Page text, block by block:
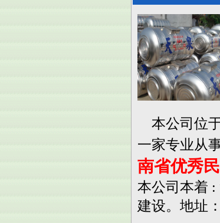
本公司位
一家专业从
南省优秀
本公司本着
建设。地址